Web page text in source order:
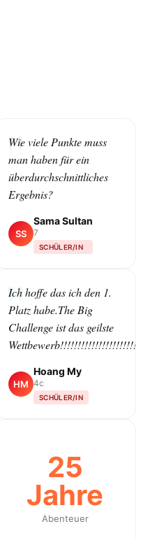
Wie viele Punkte muss
man haben für ein
überdurchschnittliches
Ergebnis?
SS
Sama Sultan
7
SCHÜLER/IN
Ich hoffe das ich den 1.
Platz habe.The Big
Challenge ist das geilste
HM
Hoang My
4c
SCHÜLER/IN
25
Jahre
Abenteuer